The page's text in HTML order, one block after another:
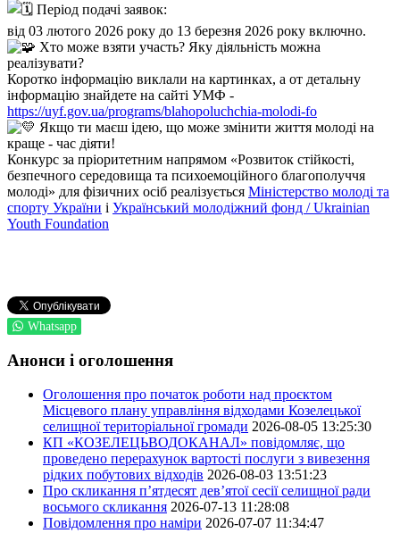
Період подачі заявок:
від 03 лютого 2026 року до 13 березня 2026 року включно.
Хто може взяти участь? Яку діяльність можна
реалізувати?
Коротко інформацію виклали на картинках, а от детальну
інформацію знайдете на сайті УМФ -
https://uyf.gov.ua/programs/blahopoluchchia-molodi-fo
Якщо ти маєш ідею, що може змінити життя молоді на
краще - час діяти!
Конкурс за пріоритетним напрямом «Розвиток стійкості,
безпечного середовища та психоемоційного благополуччя
молоді» для фізичних осіб реалізується Міністерство молоді та
спорту України і Український молодіжний фонд / Ukrainian
Youth Foundation
Whatsapp
Анонси і оголошення
Оголошення про початок роботи над проєктом
Місцевого плану управління відходами Козелецької
селищної територіальної громади 2026-08-05 13:25:30
КП «КОЗЕЛЕЦЬВОДОКАНАЛ» повідомляє, що
проведено перерахунок вартості послуги з вивезення
рідких побутових відходів 2026-08-03 13:51:23
Про скликання п’ятдесят дев’ятої сесії селищної ради
восьмого скликання 2026-07-13 11:28:08
Повідомлення про наміри 2026-07-07 11:34:47